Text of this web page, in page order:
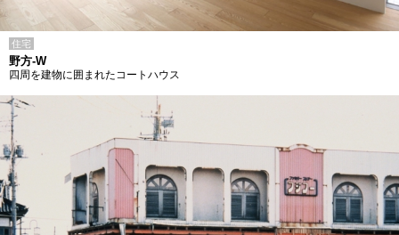
住宅
野方-W
四周を建物に囲まれたコートハウス